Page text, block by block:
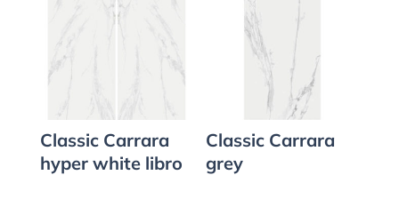
Classic Carrara
hyper white libro
Classic Carrara
grey